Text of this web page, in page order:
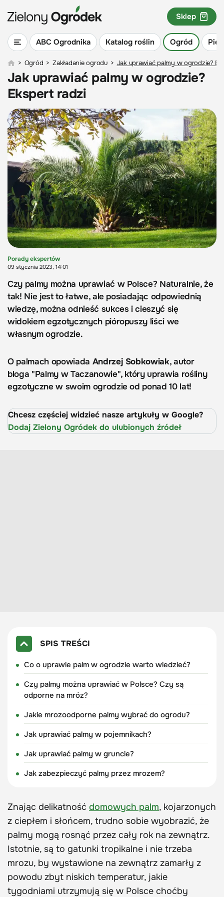
ABC Ogrodnika Katalog roślin Ogród
Sklep
> Ogród > Zakładanie ogrodu > Jak uprawiać palmy w ogrodzie?
Jak uprawiać palmy w ogrodzie?
Ekspert radzi
Porady ekspertów
09 stycznia 2023, 14:01
Czy palmy można uprawiać w Polsce? Naturalnie, że
tak! Nie jest to łatwe, ale posiadając odpowiednią
wiedzę, można odnieść sukces i cieszyć się
widokiem egzotycznych pióropuszy liści we
własnym ogrodzie.
O palmach opowiada Andrzej Sobkowiak, autor
bloga "Palmy w Taczanowie", który uprawia rośliny
egzotyczne w swoim ogrodzie od ponad 10 lat!
Chcesz częściej widzieć nasze artykuły w Google?
Dodaj Zielony Ogródek do ulubionych źródeł
SPIS TREŚCI
Co o uprawie palm w ogrodzie warto wiedzieć?
Czy palmy można uprawiać w Polsce? Czy są
odporne na mróz?
Jakie mrozoodporne palmy wybrać do ogrodu?
Jak uprawiać palmy w pojemnikach?
Jak uprawiać palmy w gruncie?
Jak zabezpieczyć palmy przez mrozem?
Znając delikatność domowych palm, kojarzonych
z ciepłem i słońcem, trudno sobie wyobrazić, że
palmy mogą rosnąć przez cały rok na zewnątrz.
Istotnie, są to gatunki tropikalne i nie trzeba
mrozu, by wystawione na zewnątrz zamarły z
powodu zbyt niskich temperatur, jakie
tygodniami utrzymują się w Polsce choćby